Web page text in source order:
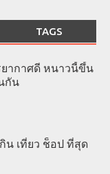
TAGS
ยากาศดี หนาวนี้ขึ้น
กัน
น เที่ยว ช็อป ที่สุด